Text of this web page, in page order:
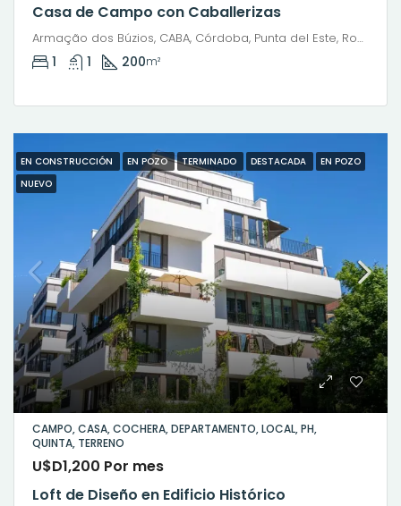
Casa de Campo con Caballerizas
Armação dos Búzios, CABA, Córdoba, Punta del Este, Rosario, Santiago de Chile, Valparaíso, Villa Dolores, Viña del Mar
1 1 200m²
EN CONSTRUCCIÓN EN POZO TERMINADO DESTACADA
EN POZO
NUEVO
CAMPO, CASA, COCHERA, DEPARTAMENTO, LOCAL, PH,
QUINTA, TERRENO
U$D1,200 Por mes
Loft de Diseño en Edificio Histórico